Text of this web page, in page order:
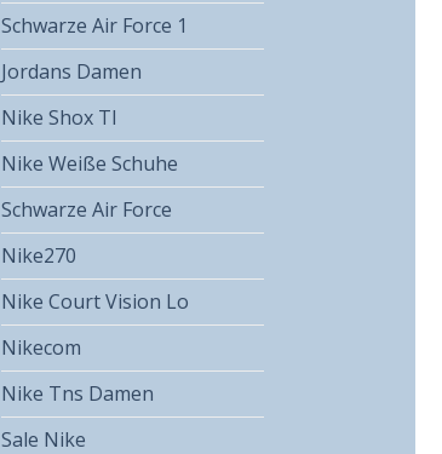
Schwarze Air Force 1
Jordans Damen
Nike Shox Tl
Nike Weiße Schuhe
Schwarze Air Force
Nike270
Nike Court Vision Lo
Nikecom
Nike Tns Damen
Sale Nike